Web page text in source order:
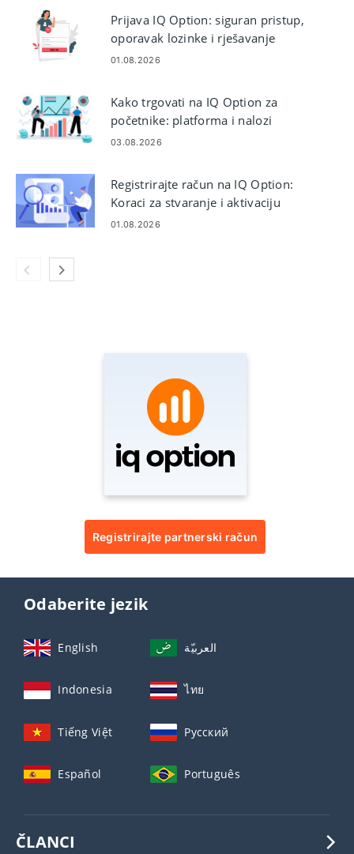
Prijava IQ Option: siguran pristup,
oporavak lozinke i rješavanje
problema
01.08.2026
Kako trgovati na IQ Option za
početnike: platforma i nalozi
03.08.2026
Registrirajte račun na IQ Option:
Koraci za stvaranje i aktivaciju
01.08.2026
Registrirajte partnerski račun
Odaberite jezik
English العربيّة
Indonesia ไทย
Tiếng Việt Русский
Español Português
ČLANCI